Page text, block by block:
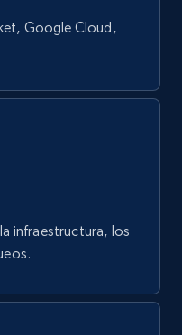
Views, and
Category,
Google Cloud,
infraestructura, los